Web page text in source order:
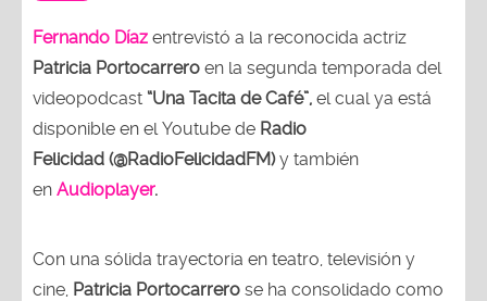
Fernando Díaz entrevistó a la reconocida actriz
Patricia Portocarrero en la segunda temporada del
videopodcast “Una Tacita de Café”, el cual ya está
disponible en el Youtube de Radio
Felicidad (@RadioFelicidadFM)y también
en Audioplayer.
Con una sólida trayectoria en teatro, televisión y
cine, Patricia Portocarrero se ha consolidado como